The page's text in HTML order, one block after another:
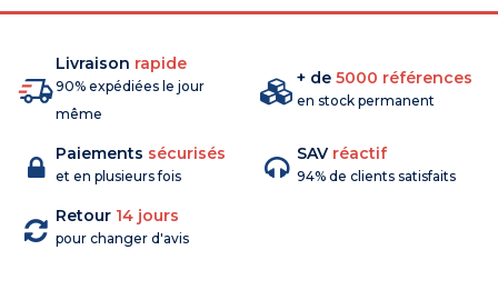
Livraison rapide
90% expédiées le jour
même
+ de 5000 références
en stock permanent
Paiements sécurisés
et en plusieurs fois
SAV réactif
94% de clients satisfaits
Retour 14 jours
pour changer d'avis